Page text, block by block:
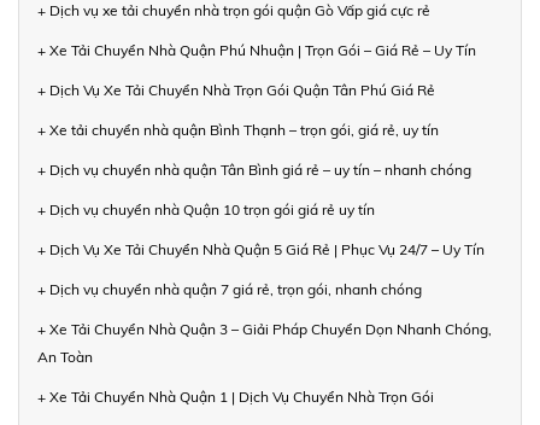
+ Dịch vụ xe tải chuyển nhà trọn gói quận Gò Vấp giá cực rẻ
+ Xe Tải Chuyển Nhà Quận Phú Nhuận | Trọn Gói – Giá Rẻ – Uy Tín
+ Dịch Vụ Xe Tải Chuyển Nhà Trọn Gói Quận Tân Phú Giá Rẻ
+ Xe tải chuyển nhà quận Bình Thạnh – trọn gói, giá rẻ, uy tín
+ Dịch vụ chuyển nhà quận Tân Bình giá rẻ – uy tín – nhanh chóng
+ Dịch vụ chuyển nhà Quận 10 trọn gói giá rẻ uy tín
+ Dịch Vụ Xe Tải Chuyển Nhà Quận 5 Giá Rẻ | Phục Vụ 24/7 – Uy Tín
+ Dịch vụ chuyển nhà quận 7 giá rẻ, trọn gói, nhanh chóng
+ Xe Tải Chuyển Nhà Quận 3 – Giải Pháp Chuyển Dọn Nhanh Chóng,
An Toàn
+ Xe Tải Chuyển Nhà Quận 1 | Dịch Vụ Chuyển Nhà Trọn Gói